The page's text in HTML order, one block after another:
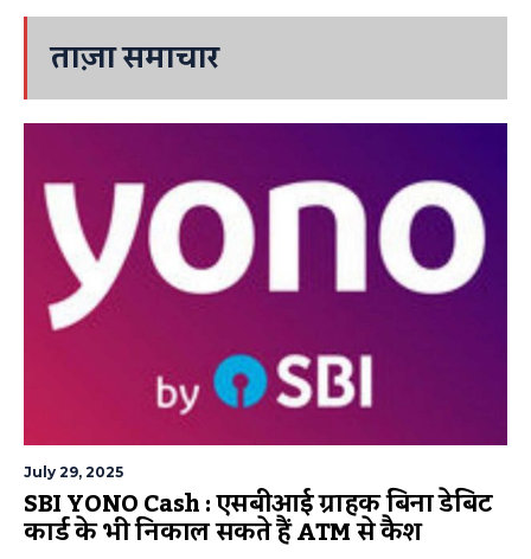
ताज़ा समाचार
July 29, 2025
SBI YONO Cash : एसबीआई ग्राहक बिना डेबिट
कार्ड के भी निकाल सकते हैं ATM से कैश